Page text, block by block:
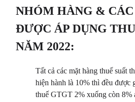
NHÓM HÀNG &
ĐƯỢC ÁP DỤNG
NĂM 2022:
Tất cả các mặt hàng thuế suất
hiện hành là 10% thì đều được
thuế GTGT 2% xuống còn 8%